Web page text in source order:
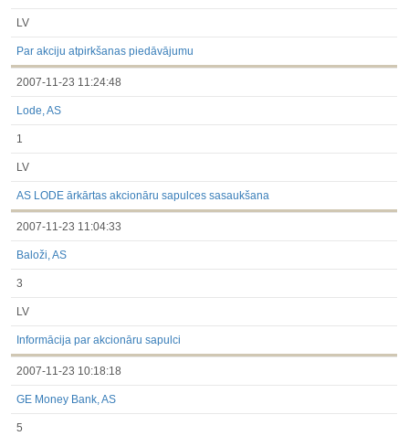
LV
Par akciju atpirkšanas piedāvājumu
2007-11-23 11:24:48
Lode, AS
1
LV
AS LODE ārkārtas akcionāru sapulces sasaukšana
2007-11-23 11:04:33
Baloži, AS
3
LV
Informācija par akcionāru sapulci
2007-11-23 10:18:18
GE Money Bank, AS
5